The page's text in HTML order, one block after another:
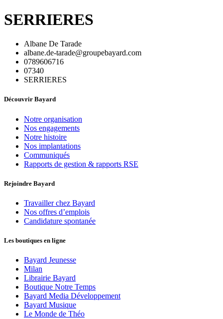
SERRIERES
Albane De Tarade
albane.de-tarade@groupebayard.com
0789606716
07340
SERRIERES
Découvrir Bayard
Notre organisation
Nos engagements
Notre histoire
Nos implantations
Communiqués
Rapports de gestion & rapports RSE
Rejoindre Bayard
Travailler chez Bayard
Nos offres d’emplois
Candidature spontanée
Les boutiques en ligne
Bayard Jeunesse
Milan
Librairie Bayard
Boutique Notre Temps
Bayard Media Développement
Bayard Musique
Le Monde de Théo